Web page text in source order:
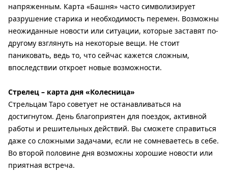
напряженным. Карта «Башня» часто символизирует
разрушение старика и необходимость перемен. Возможны
неожиданные новости или ситуации, которые заставят по-
другому взглянуть на некоторые вещи. Не стоит
паниковать, ведь то, что сейчас кажется сложным,
впоследствии откроет новые возможности.
Стрелец – карта дня «Колесница»
Стрельцам Таро советует не останавливаться на
достигнутом. День благоприятен для поездок, активной
работы и решительных действий. Вы сможете справиться
даже со сложными задачами, если не сомневаетесь в себе.
Во второй половине дня возможны хорошие новости или
приятная встреча.